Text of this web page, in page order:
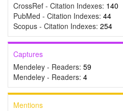
CrossRef - Citation Indexes: 140
PubMed - Citation Indexes: 44
Scopus - Citation Indexes: 254
Captures
Mendeley - Readers: 59
Mendeley - Readers: 4
Mentions